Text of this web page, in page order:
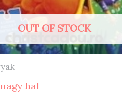
OUT OF STOCK
hal